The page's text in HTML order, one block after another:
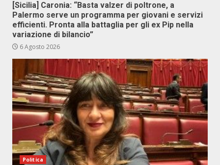
[Sicilia] Caronia: “Basta valzer di poltrone, a
Palermo serve un programma per giovani e servizi
efficienti. Pronta alla battaglia per gli ex Pip nella
variazione di bilancio”
6 Agosto 2026
Politica